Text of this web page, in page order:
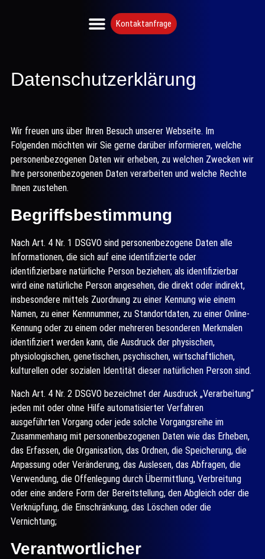
Kontaktanfrage
Datenschutzerklärung
Wir freuen uns über Ihren Besuch unserer Webseite. Im
Folgenden möchten wir Sie gerne darüber informieren, welche
personenbezogenen Daten wir erheben, zu welchen Zwecken wir
Ihre personenbezogenen Daten verarbeiten und welche Rechte
Ihnen zustehen.
Begriffsbestimmung
Nach Art. 4 Nr. 1 DSGVO sind personenbezogene Daten alle
Informationen, die sich auf eine identifizierte oder
identifizierbare natürliche Person beziehen; als identifizierbar
wird eine natürliche Person angesehen, die direkt oder indirekt,
insbesondere mittels Zuordnung zu einer Kennung wie einem
Namen, zu einer Kennnummer, zu Standortdaten, zu einer Online-
Kennung oder zu einem oder mehreren besonderen Merkmalen
identifiziert werden kann, die Ausdruck der physischen,
physiologischen, genetischen, psychischen, wirtschaftlichen,
kulturellen oder sozialen Identität dieser natürlichen Person sind.
Nach Art. 4 Nr. 2 DSGVO bezeichnet der Ausdruck „Verarbeitung“
jeden mit oder ohne Hilfe automatisierter Verfahren
ausgeführten Vorgang oder jede solche Vorgangsreihe im
Zusammenhang mit personenbezogenen Daten wie das Erheben,
das Erfassen, die Organisation, das Ordnen, die Speicherung, die
Anpassung oder Veränderung, das Auslesen, das Abfragen, die
Verwendung, die Offenlegung durch Übermittlung, Verbreitung
oder eine andere Form der Bereitstellung, den Abgleich oder die
Verknüpfung, die Einschränkung, das Löschen oder die
Vernichtung;
Verantwortlicher